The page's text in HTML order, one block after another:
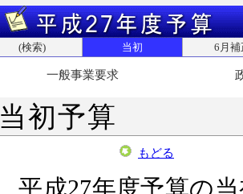
(検索) 当初 6月補
一般事業要求
当初予算
もどる
平成27年度予算の